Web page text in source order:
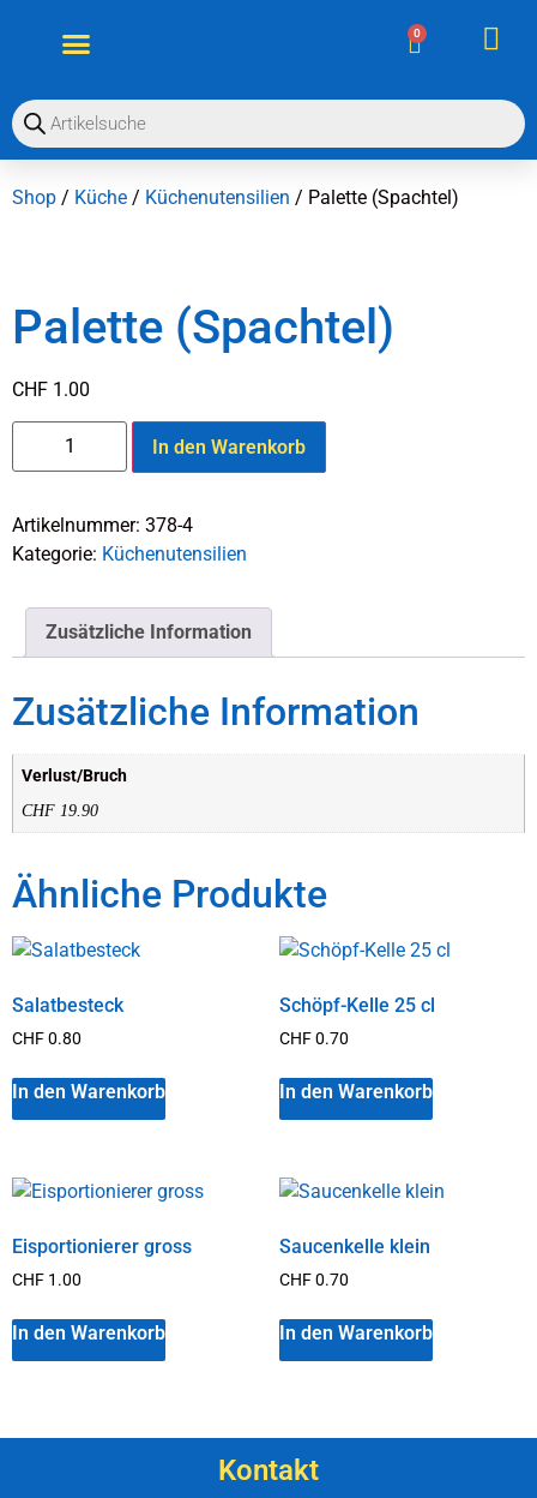
0
OO
Shop / Küche / Küchenutensilien / Palette (Spachtel)
Palette (Spachtel)
CHF 1.00
In den Warenkorb
Artikelnummer: 378-4
Kategorie: Küchenutensilien
Zusätzliche Information
Zusätzliche Information
Verlust/Bruch
CHF 19.90
Ähnliche Produkte
Salatbesteck
CHF0.80
In den Warenkorb
Schöpf-Kelle 25 cl
CHF0.70
In den Warenkorb
Eisportionierer gross
CHF 1.00
In den Warenkorb
Saucenkelle klein
CHF0.70
In den Warenkorb
Kontakt